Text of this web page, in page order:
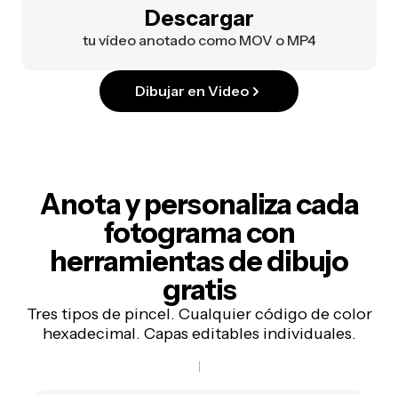
Descargar
tu vídeo anotado como MOV o MP4
Dibujar en Video
Anota y personaliza cada
fotograma con
herramientas de dibujo
gratis
Tres tipos de pincel. Cualquier código de color
hexadecimal. Capas editables individuales.